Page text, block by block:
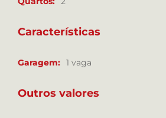
Características
Garagem: 1 vaga
Outros valores